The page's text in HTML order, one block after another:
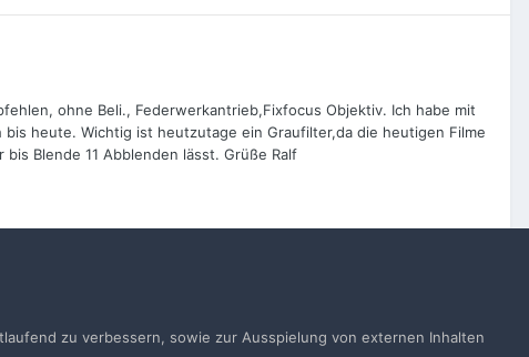
ohne Beli., Federwerkantrieb,Fixfocus Objektiv. Ich habe mit
heute. Wichtig ist heutzutage ein Graufilter,da die heutigen Filme
Blende 11 Abblenden lässt. Grüße Ralf
zu verbessern, sowie zur Ausspielung von externen Inhalten